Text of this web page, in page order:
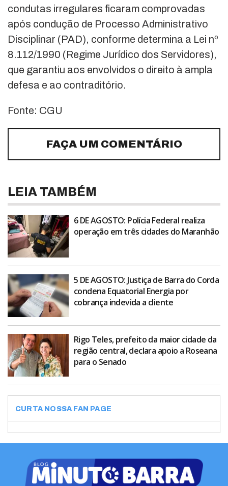
condutas irregulares ficaram comprovadas
após condução de Processo Administrativo
Disciplinar (PAD), conforme determina a Lei nº
8.112/1990 (Regime Jurídico dos Servidores),
que garantiu aos envolvidos o direito à ampla
defesa e ao contraditório.
Fonte: CGU
FAÇA UM COMENTÁRIO
LEIA TAMBÉM
6 DE AGOSTO: Polícia Federal realiza
operação em três cidades do Maranhão
5 DE AGOSTO: Justiça de Barra do Corda
condena Equatorial Energia por
cobrança indevida a cliente
Rigo Teles, prefeito da maior cidade da
região central, declara apoio a Roseana
para o Senado
CURTA NOSSA FAN PAGE